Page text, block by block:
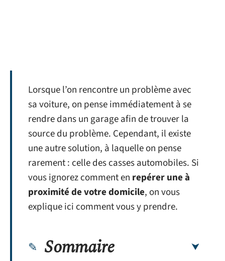
Lorsque l’on rencontre un problème avec
sa voiture, on pense immédiatement à se
rendre dans un garage afin de trouver la
source du problème. Cependant, il existe
une autre solution, à laquelle on pense
rarement : celle des casses automobiles. Si
vous ignorez comment en repérer une à
proximité de votre domicile, on vous
explique ici comment vous y prendre.
Sommaire